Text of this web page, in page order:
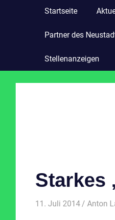
Startseite
Partner des
Stellenanzeigen
Starkes
11. Juli 2014 Anton